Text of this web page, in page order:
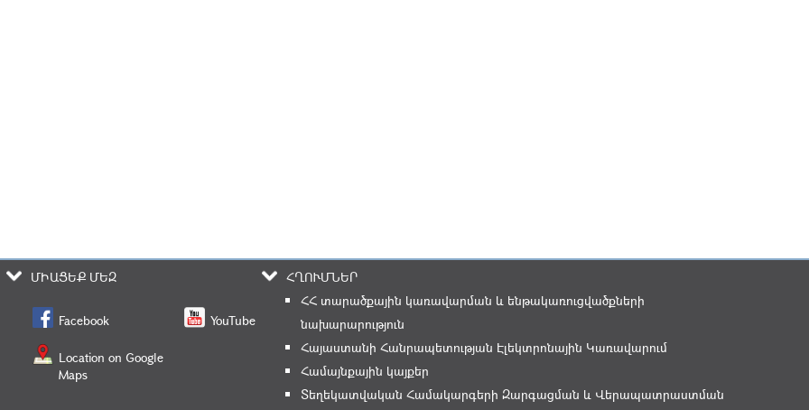
ՄԻԱՑԵՔ ՄԵԶ
ՀՂՈՒՄՆԵՐ
Facebook
Location on Google
Maps
YouTube
ՀՀ տարածքային կառավարման և ենթակառուցվածքների
նախարարություն
Հայաստանի Հանրապետության Էլեկտրոնային Կառավարում
Համայնքային կայքեր
Տեղեկատվական Համակարգերի Զարգացման և Վերապատրաստման